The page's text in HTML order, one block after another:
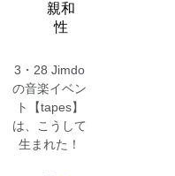
3・28 Jimdo
の音楽イベン
ト【tapes】
は、こうして
生まれた！